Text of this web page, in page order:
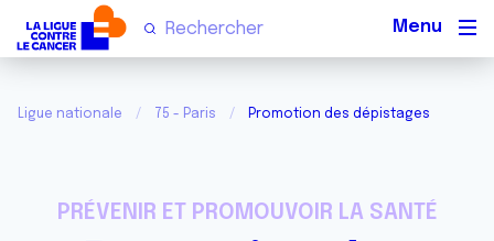
Ligue nationale 75 - Paris Promotion des dépistages
PRÉVENIR ET PROMOUVOIR LA SANTÉ